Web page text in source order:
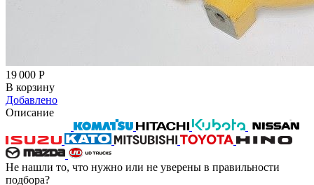
19 000 Р
В корзину
Добавлено
Описание
Не нашли то, что нужно или не уверены в правильности
подбора?